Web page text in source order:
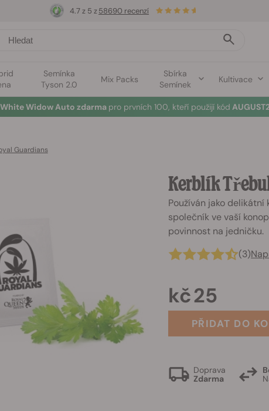
Semínka
Tyson 2.0
Mix Packs
Sbírka
Semínek
Kultivace
4.7 z 5 z58690 recenzí
Widow Auto zdarma pro prvních 100, kteří použijí kód
Guardians
Kerblík
Používán jako
společník ve vaší
povinnost na jedničku.
(3)
kč 25
PŘIDAT DO
Doprava
Zdarma